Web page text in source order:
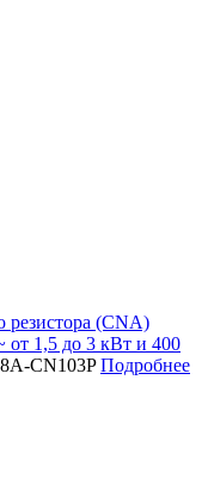
резистора (CNA)
от 1,5 до 3 кВт и 400
CN103PПодробнее